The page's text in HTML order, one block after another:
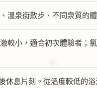
溫泉街散步、不同泉質的
較小，適合初次體驗者；
休息片刻。從溫度較低的